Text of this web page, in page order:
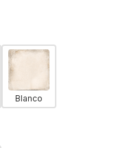
Blanco